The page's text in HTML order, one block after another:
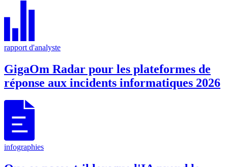
rapport d'analyste
GigaOm Radar pour les plateformes de
réponse aux incidents informatiques 2026
infographies